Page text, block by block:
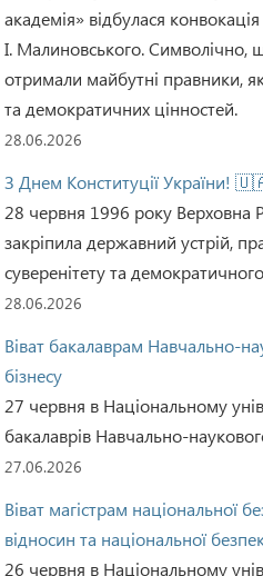
академія» відбулася
І. Малиновського.
отримали майбутні правники,
та демократичних цінностей.
28.06.2026
З Днем Конституції України!
28 червня 1996 року Верховна
закріпила державний устрій,
суверенітету та
28.06.2026
Віват бакалаврам Навчально-
бізнесу
27 червня в Національному
бакалаврів Навчально-
27.06.2026
Віват магістрам національної
відносин та національної
26 червня в Національному